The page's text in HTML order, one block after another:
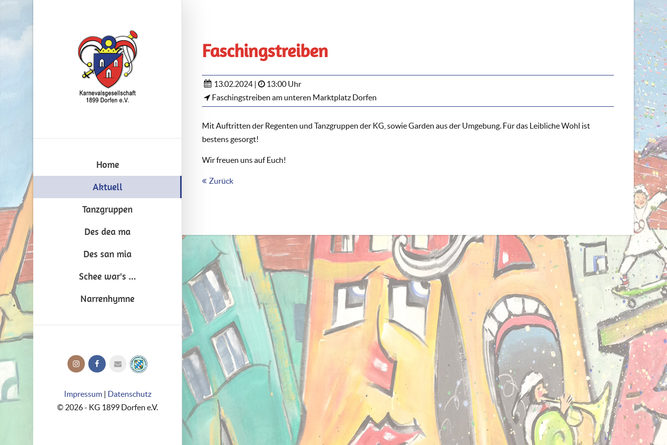
Home
Aktuell
Tanzgruppen
Des dea ma
Des san mia
Schee war's ...
Narrenhymne
Impressum| Datenschutz
© 2026 - KG 1899 Dorfen e.V.
Faschingstreiben
13.02.2024 |
13:00 Uhr
Faschingstreiben am unteren Marktplatz Dorfen
Mit Auftritten der Regenten und Tanzgruppen der KG, sowie Garden aus der Umgebung. Für das Leibliche Wohl ist
bestens gesorgt!
Wir freuen uns auf Euch!
Zurück